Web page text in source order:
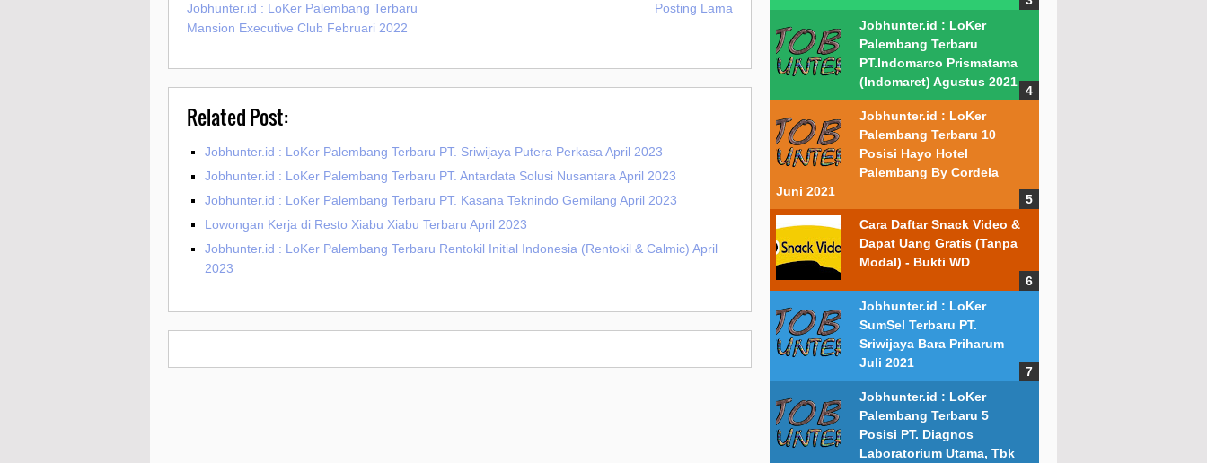
Jobhunter.id : LoKer Palembang Terbaru
Mansion Executive Club Februari 2022
Posting Lama
Related Post:
Jobhunter.id : LoKer Palembang Terbaru PT. Sriwijaya Putera Perkasa April 2023
Jobhunter.id : LoKer Palembang Terbaru PT. Antardata Solusi Nusantara April 2023
Jobhunter.id : LoKer Palembang Terbaru PT. Kasana Teknindo Gemilang April 2023
Lowongan Kerja di Resto Xiabu Xiabu Terbaru April 2023
Jobhunter.id : LoKer Palembang Terbaru Rentokil Initial Indonesia (Rentokil & Calmic) April
2023
Jobhunter.id : LoKer
Palembang Terbaru
PT.Indomarco Prismatama
(Indomaret) Agustus 2021
Jobhunter.id : LoKer
Palembang Terbaru 10
Posisi Hayo Hotel
Palembang By Cordela
Juni 2021
Cara Daftar Snack Video &
Dapat Uang Gratis (Tanpa
Modal) - Bukti WD
Jobhunter.id : LoKer
SumSel Terbaru PT.
Sriwijaya Bara Priharum
Juli 2021
Jobhunter.id : LoKer
Palembang Terbaru 5
Posisi PT. Diagnos
Laboratorium Utama, Tbk